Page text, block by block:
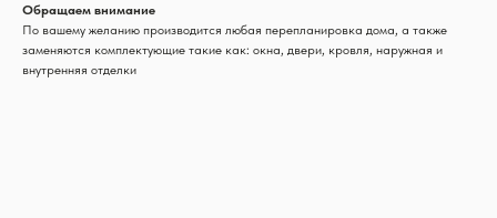
Обращаем внимание
По вашему желанию производится любая перепланировка дома, а также
заменяются комплектующие такие как: окна, двери, кровля, наружная и
внутренняя отделки